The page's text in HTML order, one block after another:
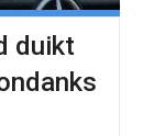
duikt